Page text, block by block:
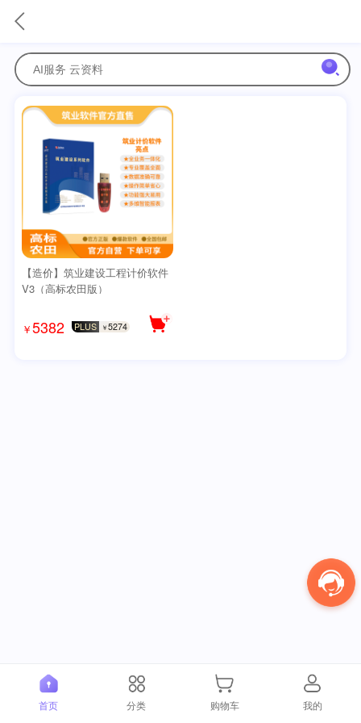
【造价】筑业建设工程计价软件
V3（高标农田版）
￥5382 PLUS ￥5274
首页 分类 购物车 我的